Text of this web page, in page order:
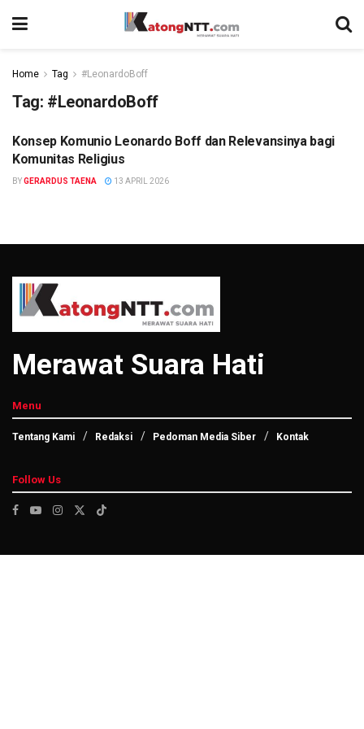
Home Tag #LeonardoBoff
Tag: #LeonardoBoff
OPINI
Konsep Komunio Leonardo Boff dan Relevansinya bagi
Komunitas Religius
BYGERARDUS TAENA 13 APRIL 2026
Merawat Suara Hati
Menu
Tentang Kami Redaksi Pedoman Media Siber Kontak
Follow Us